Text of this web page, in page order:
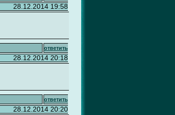
28.12.2014 19:58
ответить
28.12.2014 20:18
ответить
28.12.2014 20:20